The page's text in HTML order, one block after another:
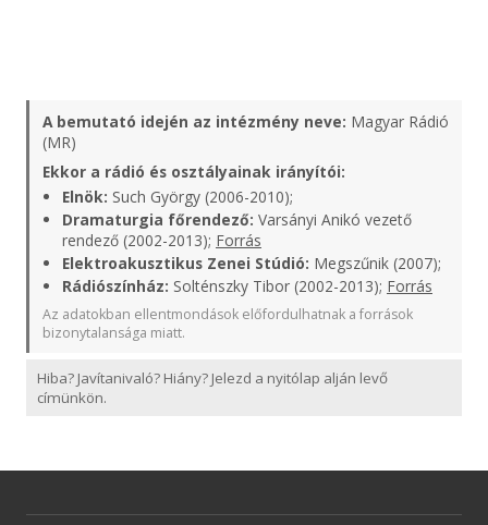
A bemutató idején az intézmény neve: Magyar Rádió
(MR)
Ekkor a rádió és osztályainak irányítói:
Elnök: Such György (2006-2010);
Dramaturgia főrendező: Varsányi Anikó vezető
rendező (2002-2013); Forrás
Elektroakusztikus Zenei Stúdió: Megszűnik (2007);
Rádiószínház: Solténszky Tibor (2002-2013); Forrás
Az adatokban ellentmondások előfordulhatnak a források
bizonytalansága miatt.
Hiba? Javítanivaló? Hiány? Jelezd a nyitólap alján levő
címünkön.